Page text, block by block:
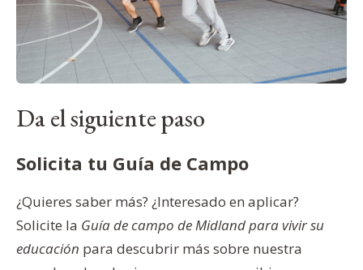
Da el siguiente paso
Solicita tu Guía de Campo
¿Quieres saber más? ¿Interesado en aplicar?
Solicite la Guía de campo de Midland para vivir su
educación para descubrir más sobre nuestra